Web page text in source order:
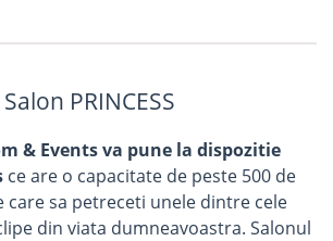
Salon PRINCESS
& Events va pune la dispozitie
ce are o capacitate de peste 500 de
care sa petreceti unele dintre cele
din viata dumneavoastra. Salonul